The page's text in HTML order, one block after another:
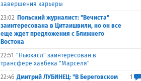
завершения карьеры
23:02 Польский журналист: "Вечиста"
заинтересована в Цитаишвили, но он все
еще ждет предложения с Ближнего
Востока
22:51 "Ньюкасл" заинтересован в
трансфере хавбека "Марселя"
22:46 Дмитрий ЛУБИНЕЦ: "В Береговском
1